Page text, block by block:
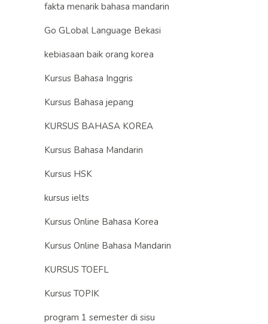
fakta menarik bahasa mandarin
Go GLobal Language Bekasi
kebiasaan baik orang korea
Kursus Bahasa Inggris
Kursus Bahasa jepang
KURSUS BAHASA KOREA
Kursus Bahasa Mandarin
Kursus HSK
kursus ielts
Kursus Online Bahasa Korea
Kursus Online Bahasa Mandarin
KURSUS TOEFL
Kursus TOPIK
program 1 semester di sisu